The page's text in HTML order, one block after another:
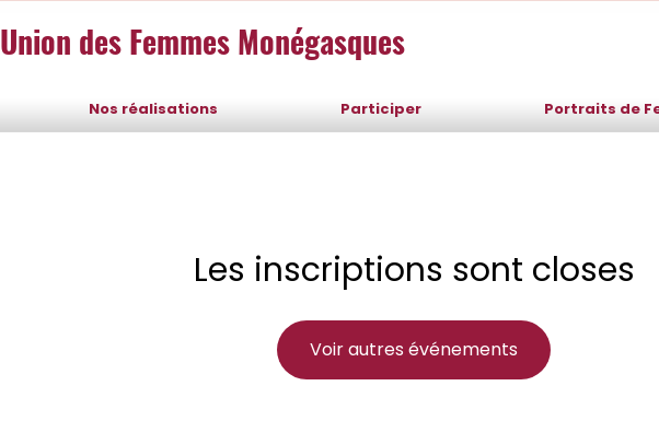
Union des Femmes Monégasques
Nos réalisations Participer Portraits de
Les inscriptions sont closes
Voir autres événements